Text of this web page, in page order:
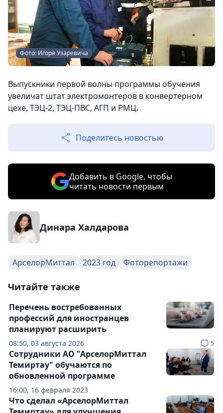
Фото: Игоря Узаревича
Выпускники первой волны программы обучения
увеличат штат электромонтеров в конвертерном
цехе, ТЭЦ-2, ТЭЦ-ПВС, АГП и РМЦ.
Поделитесь новостью
Добавить в Google, чтобы
читать новости первым
Динара Халдарова
АрселорМиттал 2023 год Фоторепортажи
Читайте также
08:50, 03 августа 2026 5
Перечень востребованных
профессий для иностранцев
планируют расширить
16:00, 16 февраля 2023
Сотрудники АО "АрселорМиттал
Темиртау" обучаются по
обновленной программе
Что сделал «АрселорМиттал